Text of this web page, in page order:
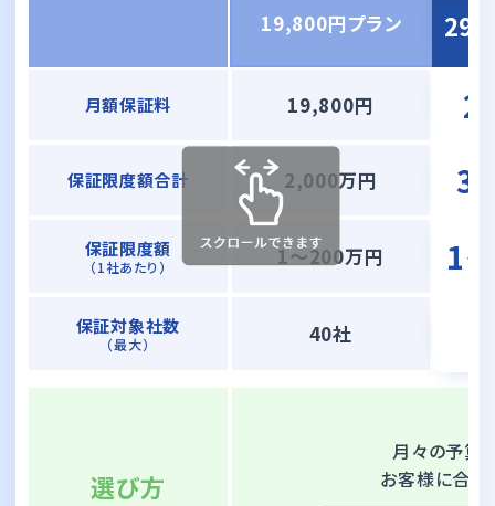
19,800円プラン
月額保証料 19,800円
保証限度額合計 2,000万円
保証限度額
（1社あたり） 1〜200万円 1
保証対象社数
（最大） 40社
選び方
月々の予算
お客様に合っ